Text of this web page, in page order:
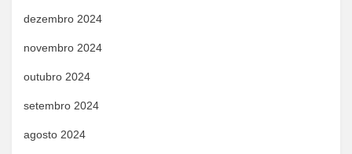
dezembro 2024
novembro 2024
outubro 2024
setembro 2024
agosto 2024